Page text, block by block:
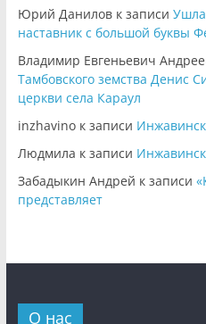
Юрий Даниловк записи Ушла
наставник с большой буквы
Владимир Евгеньевич
Тамбовского земства Денис
церкви села Караул
inzhavinoк записи
Людмила к записи
Забадыкин Андрей к записи
представляет
О нас